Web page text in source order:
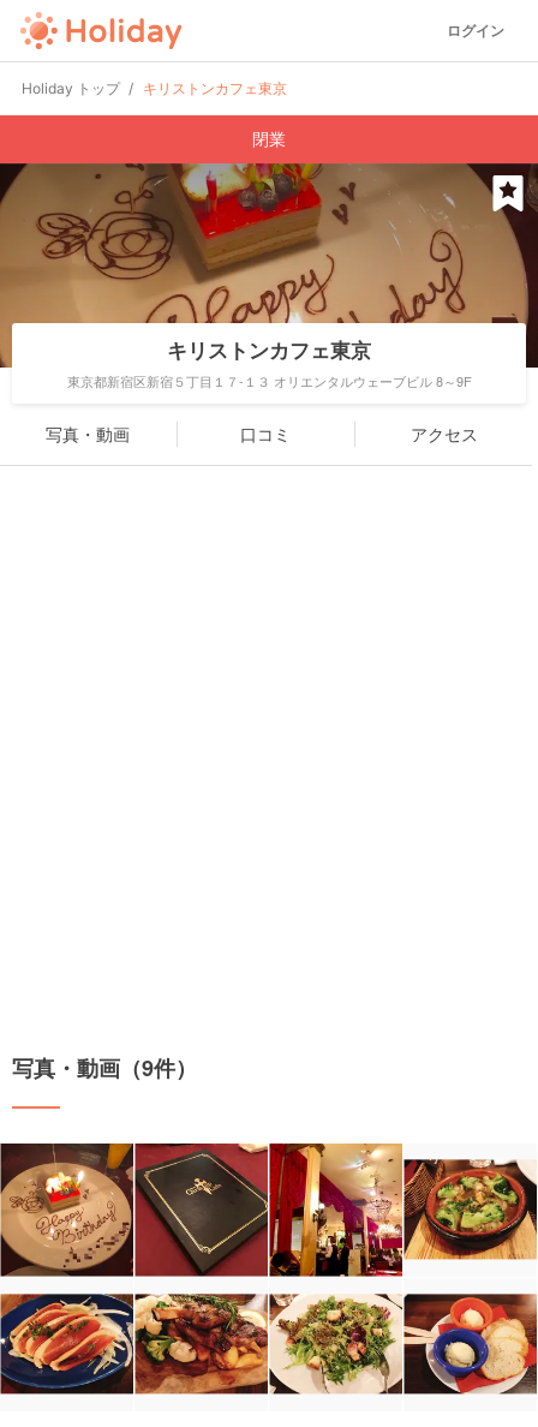
ログイン
Holiday トップ キリストンカフェ東京
閉業
キリストンカフェ東京
東京都新宿区新宿５丁目１７-１３ オリエンタルウェーブビル 8～9F
写真・動画 口コミ アクセス
写真・動画（9件）